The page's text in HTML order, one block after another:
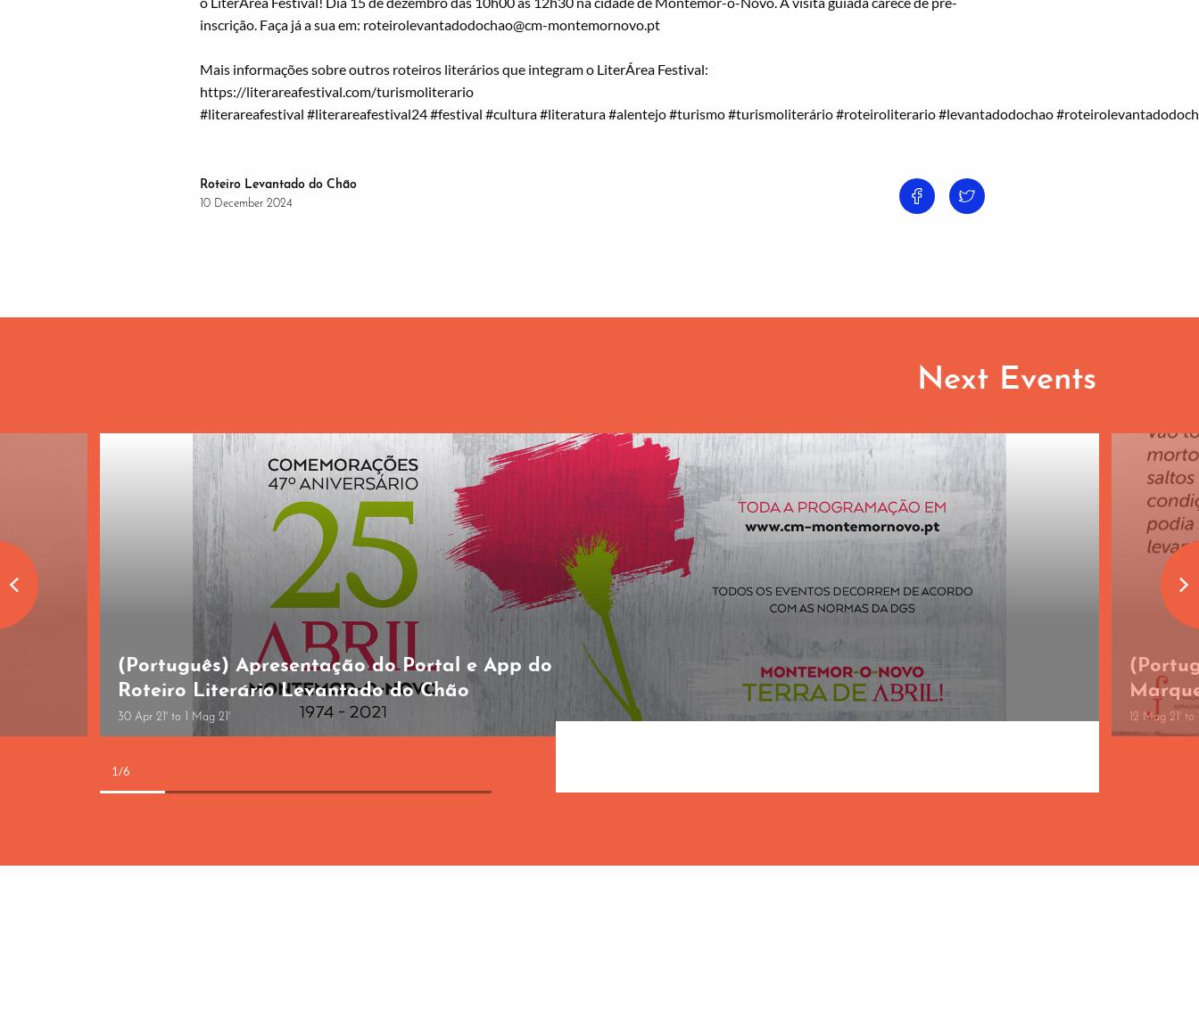
inscrição. Faça já a sua em: roteirolevantadodochao@cm-montemornovo.pt
Mais informações sobre outros roteiros literários que integram o LiterÁrea Festival:
https://literareafestival.com/turismoliterario
#literareafestival #literareafestival24#festival #cultura#literatura#alentejo#turismo#turismoliterário#roteiroliterario#levantadodochao
Roteiro Levantado do Chão
10 December 2024
Next Events
(Português) Apresentação do Portal e App do
Roteiro Literário Levantado do Chão
30 Apr 21' to 1 Mag 21' 12 Mag 21' to
1/6